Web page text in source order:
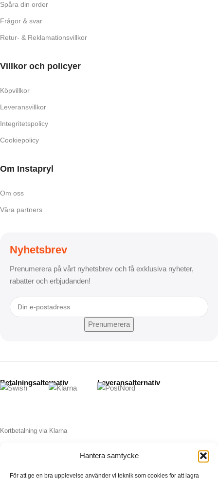
Hantera samtycke
För att ge en bra upplevelse använder vi teknik som cookies för att lagra
Spåra din order
Frågor & svar
Retur- & Reklamationsvillkor
Villkor och policyer
Köpvillkor
Leveransvillkor
Integritetspolicy
Cookiepolicy
Om Instapryl
Om oss
Våra partners
Nyhetsbrev
Prenumerera på vårt nyhetsbrev och få exklusiva nyheter,
rabatter och erbjudanden!
Betalningsalternativ
Kortbetalning via Klarna
Leveransalternativ
Nordic Gadgets AB | Org.nr: 559420-8653 |